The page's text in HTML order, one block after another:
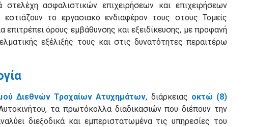
στελέχη ασφαλιστικών επιχειρήσεων και επιχειρήσεων
το εργασιακό ενδιαφέρον τους στους Τομείς
όρους εμβάθυνσης και εξειδίκευσης, με προφανή
εξέλιξής τους και στις δυνατότητες περαιτέρω
Διεθνών Τροχαίων Ατυχημάτων, διάρκειας οκτώ (8)
τα πρωτόκολλα διαδικασιών που διέπουν την
διεξοδικά και εμπεριστατωμένα τις υπηρεσίες του